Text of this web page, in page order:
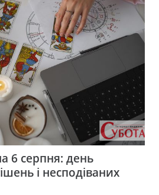
6 серпня: день
і несподіваних